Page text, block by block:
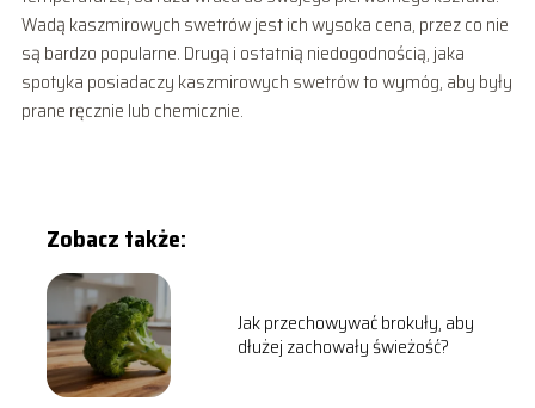
Wadą kaszmirowych swetrów jest ich wysoka cena, przez co nie
są bardzo popularne. Drugą i ostatnią niedogodnością, jaka
spotyka posiadaczy kaszmirowych swetrów to wymóg, aby były
prane ręcznie lub chemicznie.
Zobacz także:
Jak przechowywać brokuły, aby
dłużej zachowały świeżość?